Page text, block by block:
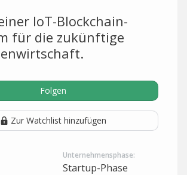
IoT-Blockchain-
für die zukünftige
Folgen
Zur Watchlist hinzufügen
Unternehmensphase:
Startup-Phase